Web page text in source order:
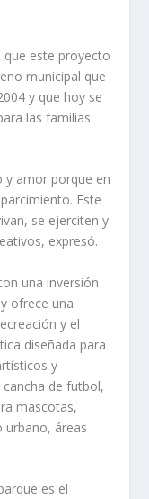
que este proyecto
municipal que
y que hoy se
las familias
y amor porque en
Este
se ejerciten y
expresó.
una inversión
ofrece una
y el
diseñada para
y
de futbol,
mascotas,
urbano, áreas
es el